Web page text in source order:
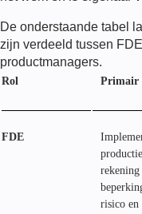
De onderstaande tabel
zijn verdeeld tussen FDE
productmanagers.
Rol Primair
FDE
rekening
risico en